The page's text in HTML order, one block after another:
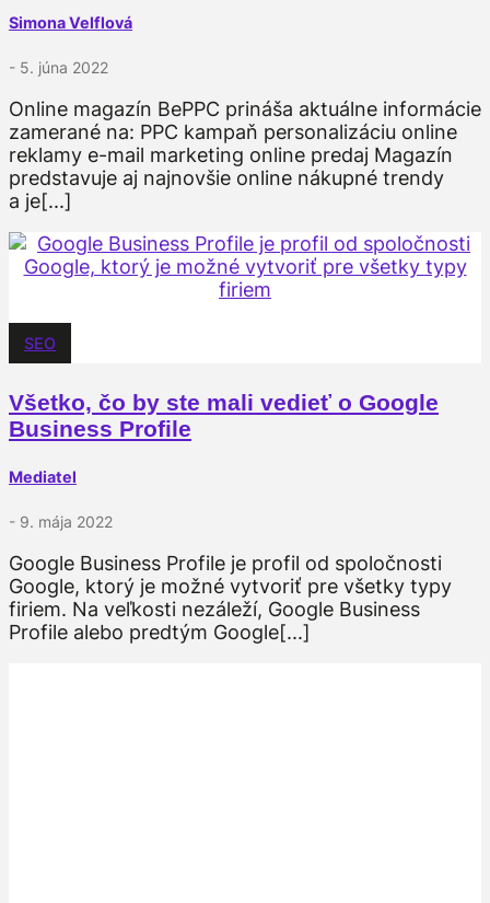
Simona Velflová
- 5. júna 2022
Online magazín BePPC prináša aktuálne informácie
zamerané na: PPC kampaň personalizáciu online
reklamy e-mail marketing online predaj Magazín
predstavuje aj najnovšie online nákupné trendy
a je[...]
SEO
Všetko, čo by ste mali vedieť o Google
Business Profile
Mediatel
- 9. mája 2022
Google Business Profile je profil od spoločnosti
Google, ktorý je možné vytvoriť pre všetky typy
firiem. Na veľkosti nezáleží, Google Business
Profile alebo predtým Google[...]